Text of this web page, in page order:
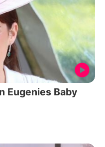
Eugenies Baby